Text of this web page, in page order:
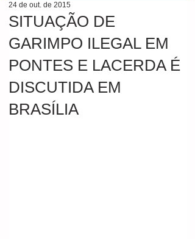
SITUAÇÃO DE
GARIMPO ILEGAL EM
PONTES E LACERDA É
DISCUTIDA EM
BRASÍLIA
24 de out. de 2015